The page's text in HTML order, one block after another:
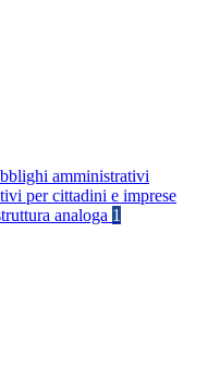
amministrativi
per cittadini e imprese
analoga 1